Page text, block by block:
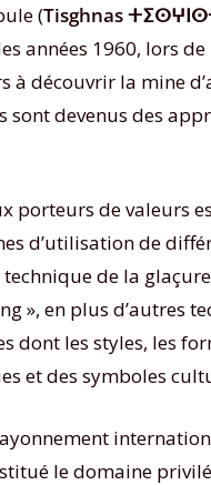
(Tisghnas
1960, lors de
découvrir la mine
devenus des
de valeurs
d’utilisation de
de la
», en plus d’autres
dont les styles, les
et des symboles
le domaine